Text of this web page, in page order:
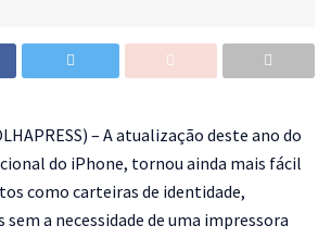
– A atualização deste ano do
do iPhone, tornou ainda mais fácil
como carteiras de identidade,
a necessidade de uma impressora